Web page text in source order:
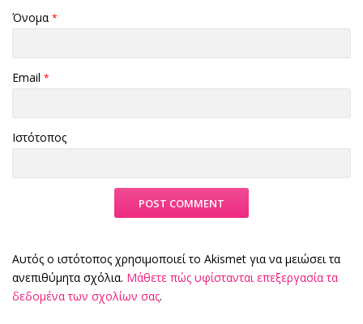
Όνομα *
Email *
Ιστότοπος
Αυτός ο ιστότοπος χρησιμοποιεί το Akismet για να μειώσει τα
ανεπιθύμητα σχόλια. Μάθετε πώς υφίστανται επεξεργασία τα
δεδομένα των σχολίων σας.